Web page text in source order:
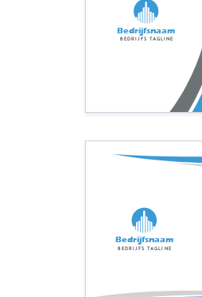
Bedrijfsnaam
Bedrijfs tagline
Bedrijfsnaam
Bedrijfs tagline